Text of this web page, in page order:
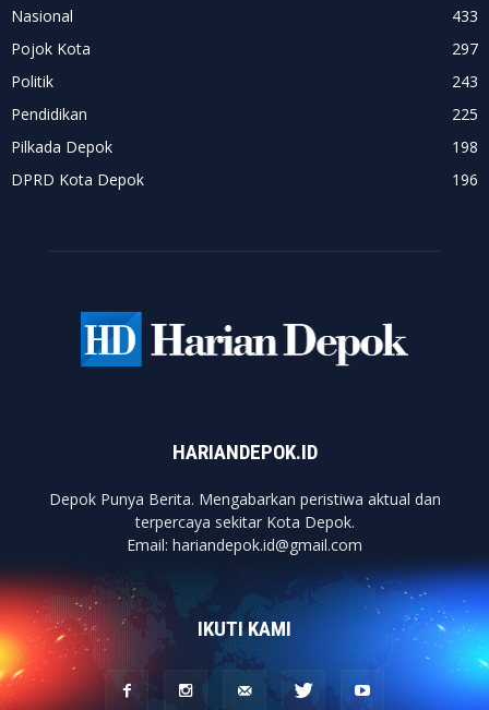
Nasional
433
Pojok Kota
297
Politik
243
Pendidikan
225
Pilkada Depok
198
DPRD Kota Depok
196
HARIANDEPOK.ID
Depok Punya Berita. Mengabarkan peristiwa aktual dan
terpercaya sekitar Kota Depok.
Email: hariandepok.id@gmail.com
IKUTI KAMI